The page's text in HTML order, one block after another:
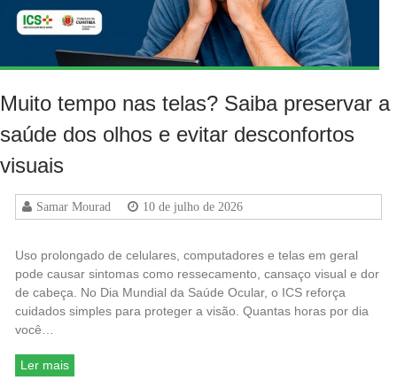
Muito tempo nas telas? Saiba preservar a
saúde dos olhos e evitar desconfortos
visuais
Samar Mourad 10 de julho de 2026
Uso prolongado de celulares, computadores e telas em geral
pode causar sintomas como ressecamento, cansaço visual e dor
de cabeça. No Dia Mundial da Saúde Ocular, o ICS reforça
cuidados simples para proteger a visão. Quantas horas por dia
você…
Ler mais